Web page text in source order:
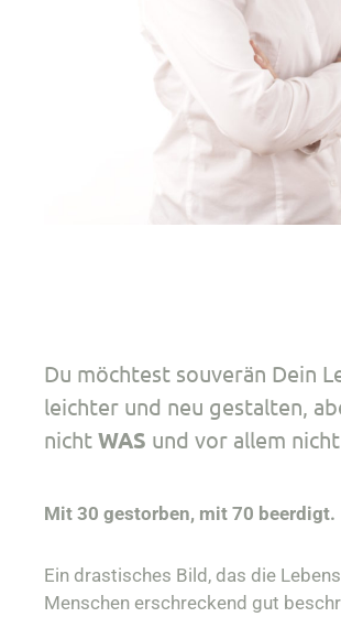
Du möchtest souverän Dein
leichter und neu gestalten,
nicht WAS und vor allem nicht
Mit 30 gestorben, mit 70 beerdigt.
Ein drastisches Bild, das die
Menschen erschreckend gut